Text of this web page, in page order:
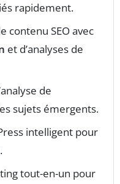
rapidement.
contenu SEO avec
et d’analyses de
de
sujets émergents.
intelligent pour
tout-en-un pour